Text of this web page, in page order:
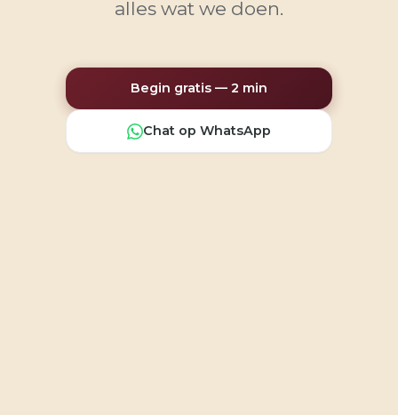
alles wat we doen.
Begin gratis — 2 min
Chat op WhatsApp